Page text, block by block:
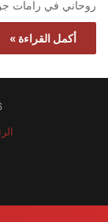
روحاني في رامات
أكمل القراءة »